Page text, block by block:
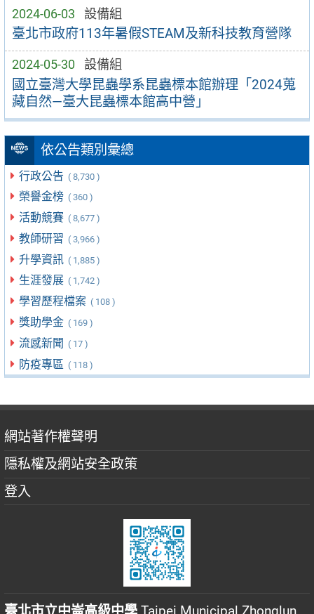
2024-06-03 設備組
臺北市政府113年暑假STEAM及新科技教育營隊
2024-05-30 設備組
國立臺灣大學昆蟲學系昆蟲標本館辦理「2024蒐
藏自然—臺大昆蟲標本館高中營」
依公告類別彙總
行政公告 ( 8,730 )
榮譽金榜 ( 360 )
活動競賽 ( 8,677 )
教師研習 ( 3,966 )
升學資訊 ( 1,885 )
生涯發展 ( 1,742 )
學習歷程檔案 ( 108 )
獎助學金 ( 169 )
流感新聞 ( 17 )
防疫專區 ( 118 )
網站著作權聲明
隱私權及網站安全政策
登入
臺北市立中崙高級中學 Taipei Municipal Zhonglun